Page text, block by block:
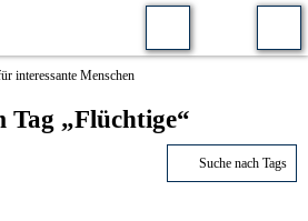
interessante Menschen
Tag „Flüchtige“
Suche nach Tags